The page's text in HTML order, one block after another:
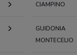
CIAMPINO
GUIDONIA
MONTECELIO